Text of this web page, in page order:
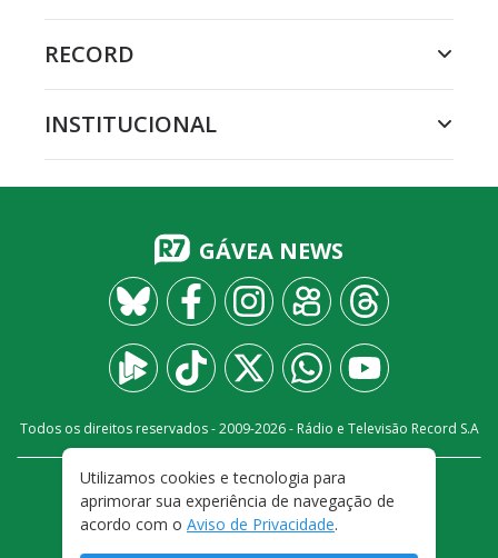
RECORD
INSTITUCIONAL
GÁVEA NEWS
Todos os direitos reservados - 2009-2026- Rádio e Televisão Record S.A
FALE CONOSCO
PRIVACIDADE
TERMOS E CONDIÇÕES DE USO
Utilizamos cookies e tecnologia para
aprimorar sua experiência de navegação de
acordo com o Aviso de Privacidade.